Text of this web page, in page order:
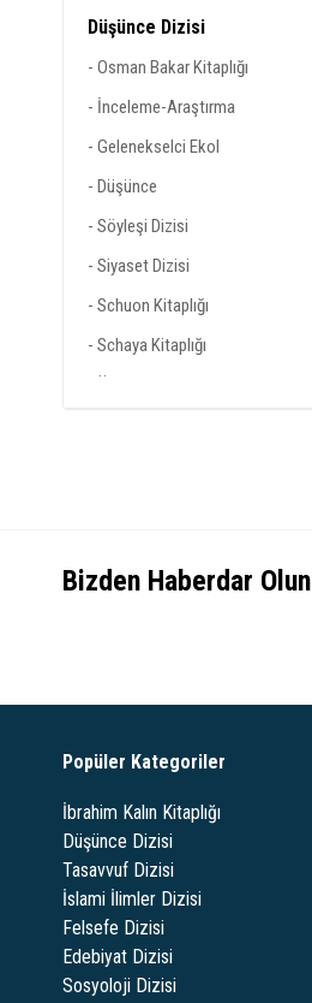
Düşünce Dizisi
Osman Bakar Kitaplığı
İnceleme-Araştırma
Gelenekselci Ekol
Düşünce
Söyleşi Dizisi
Siyaset Dizisi
Schuon Kitaplığı
Schaya Kitaplığı
Guenon Kitaplığı
Chittick Kitaplığı
Kitaplığı
Barkçin Kitaplığı
Alternatif Düşünce Dizisi
Altay Cem Meriç Kitaplığı
Sami Amiri Kitaplığı
Bizden Haberdar Olun
Popüler Kategoriler
İbrahim Kalın Kitaplığı
Düşünce Dizisi
Tasavvuf Dizisi
İslami İlimler Dizisi
Felsefe Dizisi
Edebiyat Dizisi
Sosyoloji Dizisi